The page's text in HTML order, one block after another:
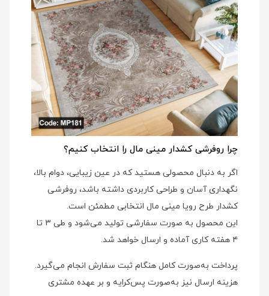
چرا روفرشی کشدار مینی‌ مال را انتخاب کنیم؟
اگر به دنبال محصولی هستید که در عین زیبایی، دوام بالا،
نگهداری آسان و طراحی کاربردی داشته باشد، روفرشی
کشدار طرح رویا مینی‌ مال انتخابی مطمئن است.
این محصول به صورت سفارشی تولید می‌شود و طی ۳ تا
۴ هفته کاری آماده و ارسال خواهد شد.
پرداخت به‌صورت کامل هنگام ثبت سفارش انجام می‌گیرد.
هزینه ارسال نیز به‌صورت پس‌کرایه و بر عهده مشتری